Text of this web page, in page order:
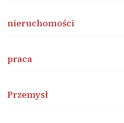
nieruchomości
praca
Przemysł